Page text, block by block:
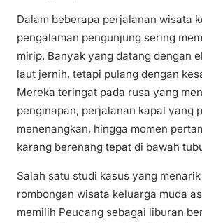
Dalam beberapa perjalanan wisata
pengalaman pengunjung sering
mirip. Banyak yang datang dengan
laut jernih, tetapi pulang dengan
Mereka teringat pada rusa yang
penginapan, perjalanan kapal yang
menenangkan, hingga momen
karang berenang tepat di bawah
Salah satu studi kasus yang
rombongan wisata keluarga muda
memilih Peucang sebagai liburan